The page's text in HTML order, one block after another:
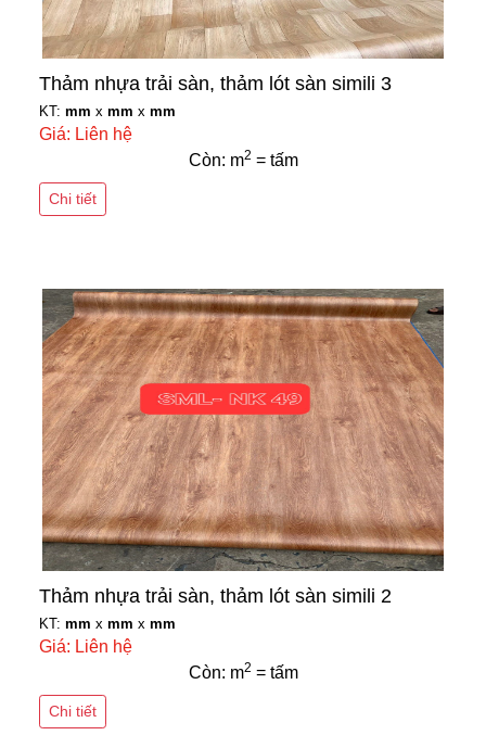
Thảm nhựa trải sàn, thảm lót sàn simili 3
KT: mm x mm x mm
Giá: Liên hệ
Còn: m2 = tấm
Chi tiết
Thảm nhựa trải sàn, thảm lót sàn simili 2
KT: mm x mm x mm
Giá: Liên hệ
Còn: m2 = tấm
Chi tiết